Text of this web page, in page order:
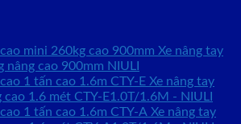
Xe nâng tay
nâng cao 900mm NIULI
Xe nâng tay
cao 1.6 mét CTY-E1.0T/1.6M - NIULI
Xe nâng tay